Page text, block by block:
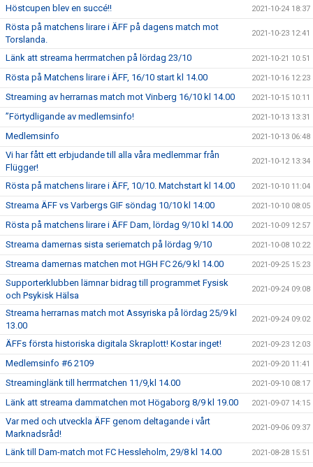
Höstcupen blev en succé!! 2021-10-24 18:37
Rösta på matchens lirare i ÄFF på dagens match mot
Torslanda.
2021-10-23 12:41
Länk att streama herrmatchen på lördag 23/10 2021-10-21 10:51
Rösta på Matchens lirare i ÄFF, 16/10 start kl 14.00 2021-10-16 12:23
Streaming av herrarnas match mot Vinberg 16/10 kl 14.00 2021-10-15 10:11
”Förtydligande av medlemsinfo! 2021-10-13 13:31
Medlemsinfo 2021-10-13 06:48
Vi har fått ett erbjudande till alla våra medlemmar från
Flügger!
2021-10-12 13:34
Rösta på matchens lirare i ÄFF, 10/10. Matchstart kl 14.00 2021-10-10 11:04
Streama ÄFF vs Varbergs GIF söndag 10/10 kl 14:00 2021-10-10 08:05
Rösta på matchens lirare i ÄFF Dam, lördag 9/10 kl 14.00 2021-10-09 12:57
Streama damernas sista seriematch på lördag 9/10 2021-10-08 10:22
Streama damernas matchen mot HGH FC 26/9 kl 14.00 2021-09-25 15:23
Supporterklubben lämnar bidrag till programmet Fysisk
och Psykisk Hälsa
2021-09-24 09:08
Streama herrarnas match mot Assyriska på lördag 25/9 kl
13.00
2021-09-24 09:02
ÄFFs första historiska digitala Skraplott! Kostar inget! 2021-09-23 12:03
Medlemsinfo #6 2109 2021-09-20 11:41
Streaminglänk till herrmatchen 11/9,kl 14.00 2021-09-10 08:17
Länk att streama dammatchen mot Högaborg 8/9 kl 19.00 2021-09-07 14:15
Var med och utveckla ÄFF genom deltagande i vårt
Marknadsråd!
2021-09-06 09:37
Länk till Dam-match mot FC Hessleholm, 29/8 kl 14.00 2021-08-28 15:51